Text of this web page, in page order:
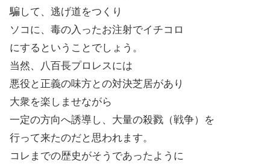
騙して、逃げ道をつくり
ソコに、毒の入ったお注射でイチコロ
にするということでしょう。
当然、八百長プロレスには
悪役と正義の味方との対決芝居があり
大衆を楽しませながら
一定の方向へ誘導し、大量の殺戮（戦争）を
行って来たのだと思われます。
コレまでの歴史がそうであったように